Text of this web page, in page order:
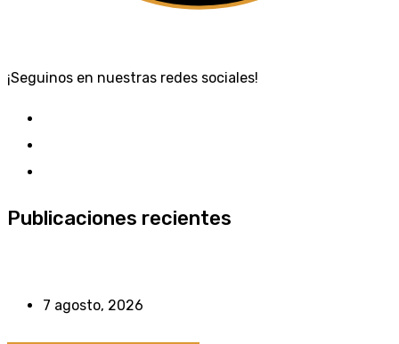
¡Seguinos en nuestras redes sociales!
Publicaciones recientes
7 agosto, 2026